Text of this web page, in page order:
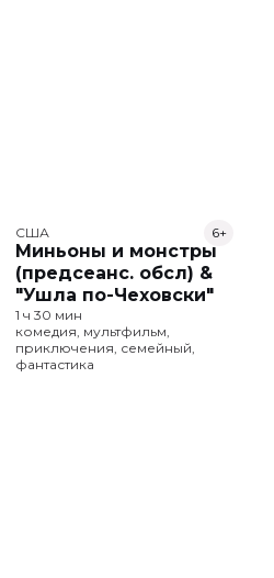
США
Миньоны и монстры
(предсеанс. обсл) &
"Ушла по-Чеховски"
6+
1 ч 30 мин
комедия, мультфильм,
приключения, семейный,
фантастика